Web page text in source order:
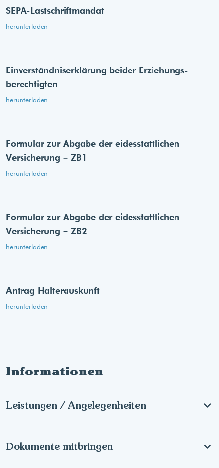
Informationen
Leistungen / Angelegenheiten
Dokumente mitbringen
SEPA-Lastschriftmandat
herunterladen
Einverständnis­erklärung beider Erziehungs­
berechtigten
herunterladen
Formular zur Abgabe der eides­stattlichen
Versicherung – ZB1
herunterladen
Formular zur Abgabe der eides­stattlichen
Versicherung – ZB2
herunterladen
Antrag Halterauskunft
herunterladen